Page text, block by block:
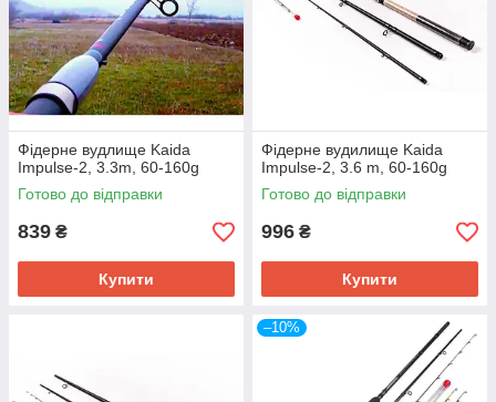
Фідерне вудлище Kaida
Impulse-2, 3.3m, 60-160g
Готово до відправки
839 ₴
Купити
Фідерне вудилище Kaida
Impulse-2, 3.6 m, 60-160g
Готово до відправки
996 ₴
Купити
–10%